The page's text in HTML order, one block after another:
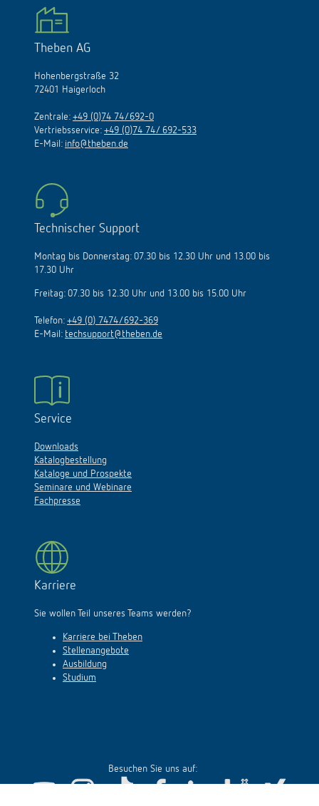
Theben AG
Hohenbergstraße 32
72401 Haigerloch
Zentrale: +49 (0)74 74/692-0
Vertriebsservice: +49 (0)74 74/ 692-533
E-Mail: info@theben.de
Technischer Support
Montag bis Donnerstag: 07.30 bis 12.30 Uhr und 13.00 bis
17.30 Uhr
Freitag: 07.30 bis 12.30 Uhr und 13.00 bis 15.00 Uhr
Telefon: +49 (0) 7474/692-369
E-Mail: techsupport@theben.de
Service
Downloads
Katalogbestellung
Kataloge und Prospekte
Seminare und Webinare
Fachpresse
Karriere
Sie wollen Teil unseres Teams werden?
Karriere bei Theben
Stellenangebote
Ausbildung
Studium
Besuchen Sie uns auf: